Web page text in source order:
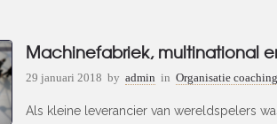
Machinefabriek, multinational
29 januari 2018 by admin in Organisatie coaching
Als kleine leverancier van wereldspelers